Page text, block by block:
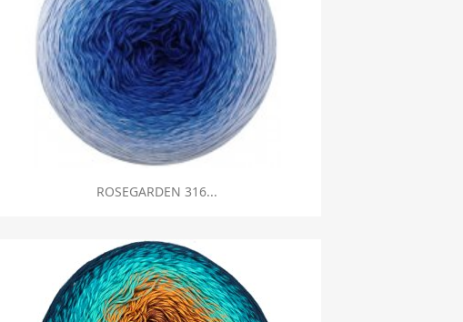
Szybki podgląd
ROSEGARDEN 316...